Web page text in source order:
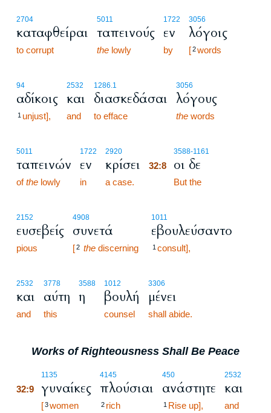
2704
καταφθείραι
to corrupt
5011
ταπεινούς
the lowly
1722
εν
by
3056
λόγοις
[2words
94
αδίκοις
1 unjust],
2532
και
and
1286.1
διασκεδάσαι
to efface
3056
λόγους
the words
5011
ταπεινών
ofthe lowly
1722
εν
in
2920
κρίσει
a case.
3588-1161
32:8 οι δε
But the
2152
ευσεβείς
pious
4908
συνετά
[2 the discerning
1011
εβουλεύσαντο
1 consult],
2532
και
and
3778
αύτη
this
3588
η
1012
βουλή
counsel
3306
μένει
shall abide.
Works of Righteousness Shall Be Peace
1135
32:9 γυναίκες
[3women
4145
πλούσιαι
2 rich
450
ανάστητε
1 Rise up],
2532
και
and